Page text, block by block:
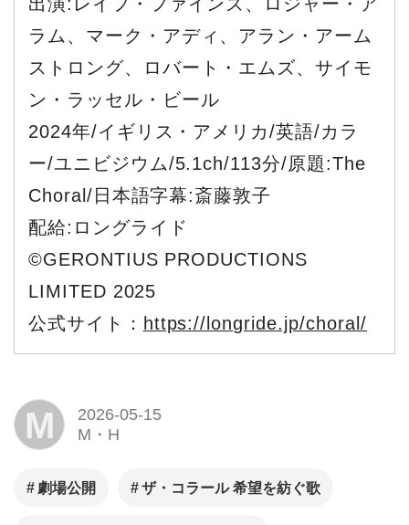
ラム、マーク・アディ、アラン・アーム
ストロング、ロバート・エムズ、サイモ
ン・ラッセル・ビール
2024年/イギリス・アメリカ/英語/カラ
ー/ユニビジウム/5.1ch/113分/原題:The
Choral/日本語字幕:斎藤敦子
配給:ロングライド
©GERONTIUS PRODUCTIONS
LIMITED 2025
公式サイト： https://longride.jp/choral/
M
2026-05-15
M・H
劇場公開 ザ・コラール 希望を紡ぐ歌